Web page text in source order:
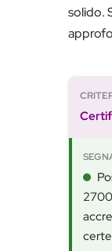
solido.